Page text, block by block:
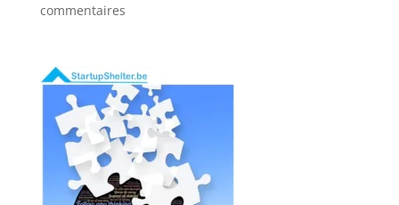
commentaires